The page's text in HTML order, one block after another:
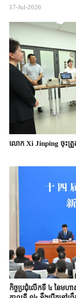
17-Jul-2026
លោក Xi Jinping ចុះត្រួ
កិច្ចប្រជុំលើកទី ៤ នៃមហ